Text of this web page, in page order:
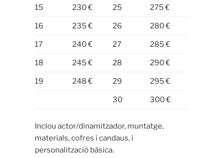
15 230 € 25 275 €
16 235 € 26 280 €
17 240 € 27 285 €
18 245 € 28 290 €
19 248 € 29 295 €
30 300 €
Inclou actor/dinamitzador, muntatge,
materials, cofres i candaus, i
personalització bàsica.